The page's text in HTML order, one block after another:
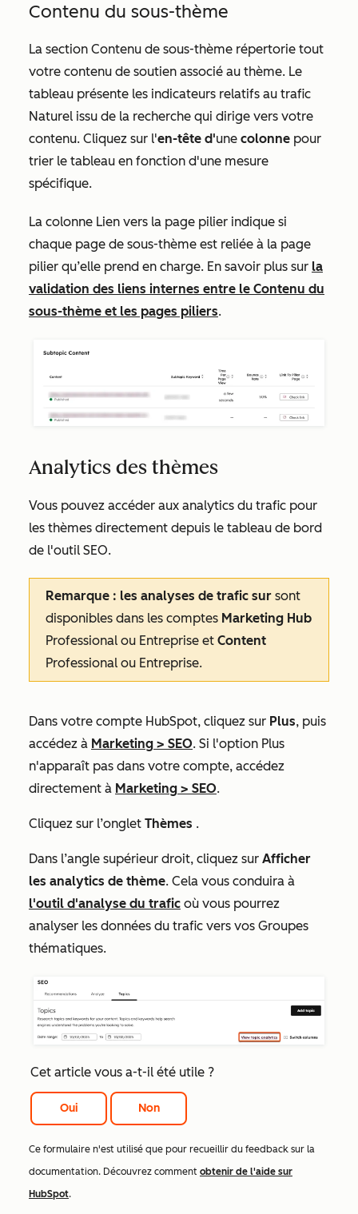
Contenu du sous-thème
La section Contenu de sous-thème répertorie tout
votre contenu de soutien associé au thème. Le
tableau présente les indicateurs relatifs au trafic
Naturel issu de la recherche qui dirige vers votre
contenu. Cliquez sur l'en-tête d'une colonne pour
trier le tableau en fonction d'une mesure
spécifique.
La colonne Lien vers la page pilier indique si
chaque page de sous-thème est reliée à la page
pilier qu’elle prend en charge. En savoir plus sur la
validation des liens internes entre le Contenu du
sous-thème et les pages piliers.
Analytics des thèmes
Vous pouvez accéder aux analytics du trafic pour
les thèmes directement depuis le tableau de bord
de l'outil SEO.
Remarque : les analyses de trafic sur sont
disponibles dans les comptes Marketing Hub
Professional ou Entreprise et Content
Professional ou Entreprise.
Dans votre compte HubSpot, cliquez sur Plus, puis
accédez à Marketing > SEO. Si l'option Plus
n'apparaît pas dans votre compte, accédez
directement à Marketing > SEO.
Cliquez sur l’onglet Thèmes .
Dans l’angle supérieur droit, cliquez sur Afficher
les analytics de thème. Cela vous conduira à
l'outil d'analyse du trafic où vous pourrez
analyser les données du trafic vers vos Groupes
thématiques.
Cet article vous a-t-il été utile ?
Oui Non
Ce formulaire n'est utilisé que pour recueillir du feedback sur la
documentation. Découvrez comment obtenir de l'aide sur
HubSpot.